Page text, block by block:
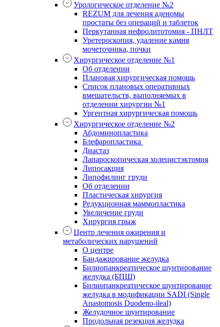
Урологическое отделение №2
REZUM для лечения аденомы
простаты без операций и таблеток
Перкутанная нефролитотомия - ПНЛТ
Уретероскопия, удаление камня
мочеточника, почки
Хирургическое отделение №1
Об отделении
Плановая хирургическая помощь
Список плановых оперативных
вмешательств, выполняемых в
отделении хирургии №1
Ургентная хирургическая помощь
Хирургическое отделение №2
Абдоминопластика
Блефаропластика
Диастаз
Лапароскопическая холецистэктомия
Липосакция
Липофилинг груди
Об отделении
Пластическая хирургия
Редукционная маммопластика
Увеличение груди
Хирургия грыж
Центр лечения ожирения и
метаболических нарушений
О центре
Бандажирование желудка
Билиопанкреатическое шунтирование
желудка (БПШ)
Билиопанкреатическое шунтирование
желудка в модификации SADI (Single
Anastomosis Duodeno-ileal)
Желудочное шунтирование
Продольная резекция желудка